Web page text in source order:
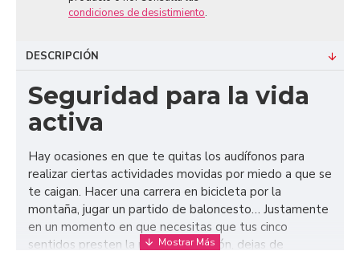
condiciones de desistimiento.
DESCRIPCIÓN
Seguridad para la vida
activa
Hay ocasiones en que te quitas los audífonos para
realizar ciertas actividades movidas por miedo a que se
te caigan. Hacer una carrera en bicicleta por la
montaña, jugar un partido de baloncesto… Justamente
en un momento en que necesitas que tus cinco
sentidos presten la máxima atención, dejas de